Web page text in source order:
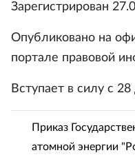
Зарегистрирован
Опубликовано на
портале правовой
Вступает в силу с
Приказ
атомной энергии